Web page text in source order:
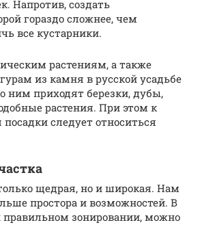
Напротив, создать
гораздо сложнее, чем
все кустарники.
растениям, а также
из камня в русской усадьбе
ним приходят березки, дубы,
растения. При этом к
следует относиться
щедрая, но и широкая. Нам
простора и возможностей. В
правильном зонировании, можно